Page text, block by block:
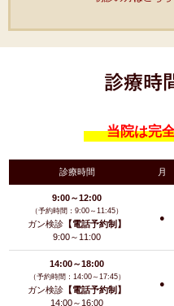
当院は完
診療時間 月
9:00～12:00
（予約時間：9:00～11:45）
ガン検診 【電話予約制】
9:00～11:00
●
14:00～18:00
（予約時間：14:00～17:45）
ガン検診 【電話予約制】
14:00～16:00
●